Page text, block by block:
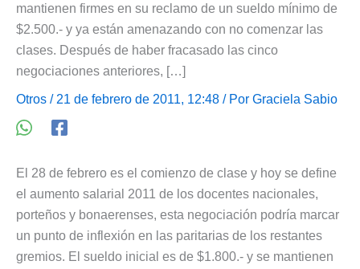
mantienen firmes en su reclamo de un sueldo mínimo de
$2.500.- y ya están amenazando con no comenzar las
clases. Después de haber fracasado las cinco
negociaciones anteriores, […]
Otros / 21 de febrero de 2011, 12:48 / Por Graciela Sabio
El 28 de febrero es el comienzo de clase y hoy se define
el aumento salarial 2011 de los docentes nacionales,
porteños y bonaerenses, esta negociación podría marcar
un punto de inflexión en las paritarias de los restantes
gremios. El sueldo inicial es de $1.800.- y se mantienen